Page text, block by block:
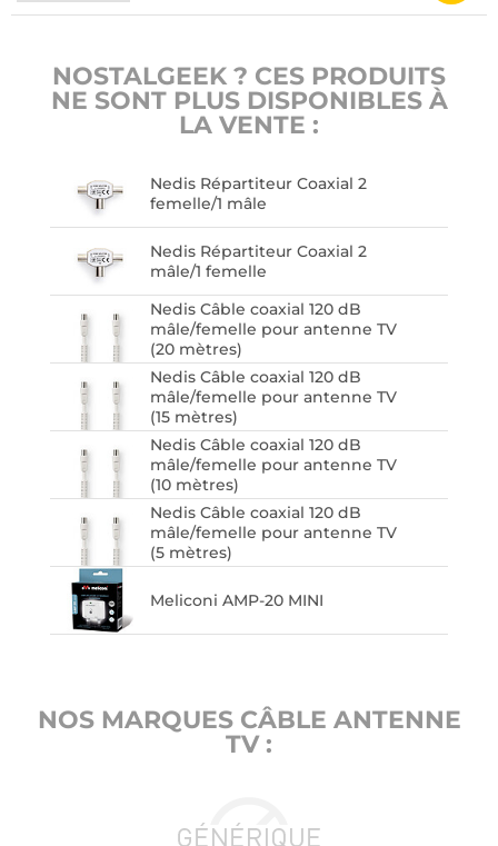
NOSTALGEEK ? CES PRODUITS
NE SONT PLUS DISPONIBLES À
LA VENTE :
Nedis Répartiteur Coaxial 2
femelle/1 mâle
Nedis Répartiteur Coaxial 2
mâle/1 femelle
Nedis Câble coaxial 120 dB
mâle/femelle pour antenne TV
(20 mètres)
Nedis Câble coaxial 120 dB
mâle/femelle pour antenne TV
(15 mètres)
Nedis Câble coaxial 120 dB
mâle/femelle pour antenne TV
(10 mètres)
Nedis Câble coaxial 120 dB
mâle/femelle pour antenne TV
(5 mètres)
Meliconi AMP-20 MINI
NOS MARQUES CÂBLE ANTENNE
TV :